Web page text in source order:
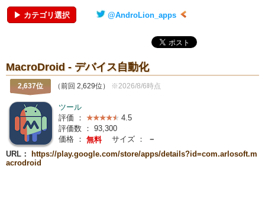
▶ カテゴリ選択 @AndroLion_apps
MacroDroid - デバイス自動化
2,637位 （前回 2,629位） ※2026/8/6時点
ツール
評価 ：
4.5
評価数 ： 93,300
価格 ： 無料 サイズ ：
－
URL：
https://play.google.com/store/apps/details?id=com.arlosoft.m
acrodroid